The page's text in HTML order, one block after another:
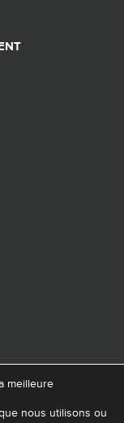
– Pour la santé de la
meilleure
nous utilisons ou